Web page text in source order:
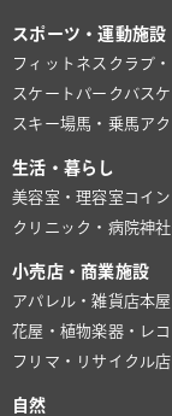
スポーツ・運動施設
フィットネスクラブ
スケートパーク バス
スキー場馬・乗馬ア
生活・暮らし
美容室・理容室 コイ
クリニック・病院神
小売店・商業施設
アパレル・雑貨店本
花屋・植物楽器・レ
フリマ・リサイクル店
自然